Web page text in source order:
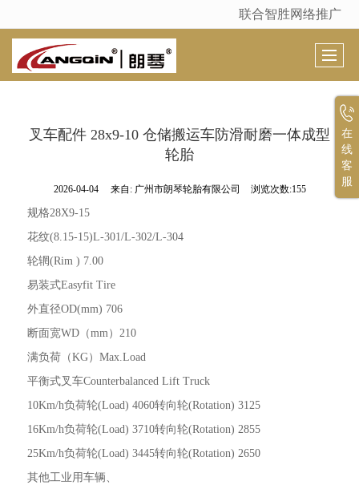
很遗憾，因您的浏览器版本过低导致无法获得最佳浏览体验，推荐下载安装谷歌浏览器！
联合智胜网络推广
叉车配件 28x9-10 仓储搬运车防滑耐磨一体成型
轮胎
2026-04-04 来自: 广州市朗琴轮胎有限公司 浏览次数:155
规格28X9-15
花纹(8.15-15)L-301/L-302/L-304
轮辋(Rim ) 7.00
易装式Easyfit Tire
外直径OD(mm) 706
断面宽WD（mm）210
满负荷（KG）Max.Load
平衡式叉车Counterbalanced Lift Truck
10Km/h负荷轮(Load) 4060转向轮(Rotation) 3125
16Km/h负荷轮(Load) 3710转向轮(Rotation) 2855
25Km/h负荷轮(Load) 3445转向轮(Rotation) 2650
其他工业用车辆、
在
线
客
服